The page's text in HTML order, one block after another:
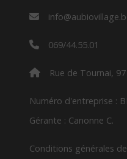
069/44.55.01
Rue de Tournai,
Numéro d'entreprise :
Gérante : Canonne C.
Conditions générales